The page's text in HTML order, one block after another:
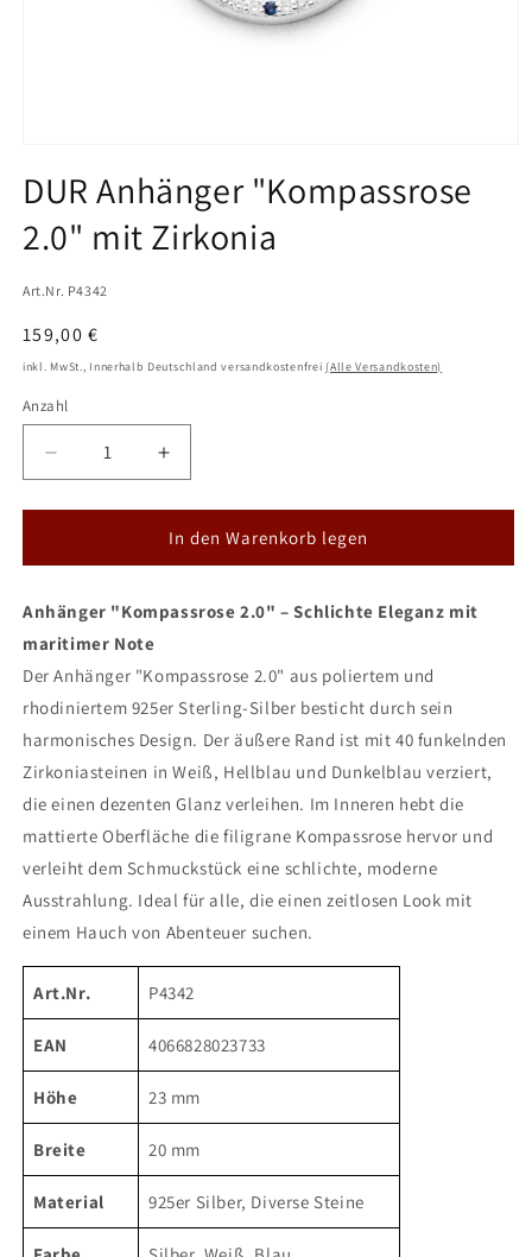
in
Modal
öffnen
DUR Anhänger "Kompassrose
2.0" mit Zirkonia
Art.Nr. P4342
Normaler
Preis
159,00 €
inkl. MwSt., Innerhalb Deutschland versandkostenfrei(Alle Versandkosten)
Anzahl
Verringere
die
Menge
DUR
&quot;Kompassrose
2.0&quot;
Zirkonia
Erhöhe
die
Menge
für
DUR
&quot;Kompassrose
Zirkonia
In den Warenkorb legen
Anhänger "Kompassrose 2.0" – Schlichte Eleganz mit
maritimer Note
Der Anhänger "Kompassrose 2.0" aus poliertem und
rhodiniertem 925er Sterling-Silber besticht durch sein
harmonisches Design. Der äußere Rand ist mit 40 funkelnden
Zirkoniasteinen in Weiß, Hellblau und Dunkelblau verziert,
die einen dezenten Glanz verleihen. Im Inneren hebt die
mattierte Oberfläche die filigrane Kompassrose hervor und
verleiht dem Schmuckstück eine schlichte, moderne
Ausstrahlung. Ideal für alle, die einen zeitlosen Look mit
einem Hauch von Abenteuer suchen.
Art.Nr. P4342
EAN 4066828023733
Höhe 23 mm
Breite 20 mm
Material 925er Silber, Diverse Steine